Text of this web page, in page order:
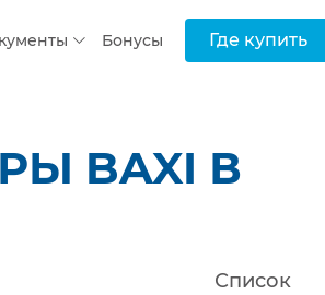
Бонусы Где купить
BAXI В
Список